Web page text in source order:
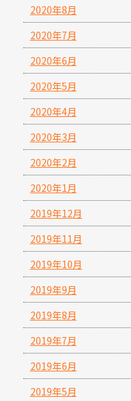
2020年8月
2020年7月
2020年6月
2020年5月
2020年4月
2020年3月
2020年2月
2020年1月
2019年12月
2019年11月
2019年10月
2019年9月
2019年8月
2019年7月
2019年6月
2019年5月